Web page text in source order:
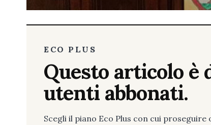
ECO PLUS
Questo articolo è
utenti abbonati.
Scegli il piano Eco Plus con cui proseguire